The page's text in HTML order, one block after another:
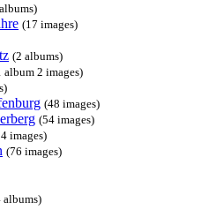
(17 images)
(2 albums)
album 2 images)
(48 images)
(54 images)
images)
(76 images)
albums)